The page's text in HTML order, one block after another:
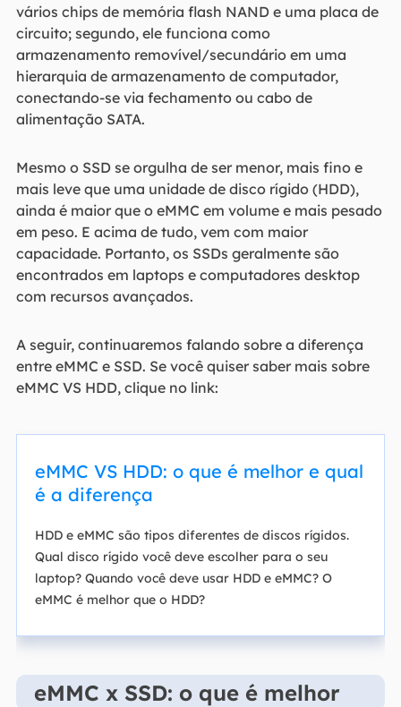
vários chips de memória flash NAND e uma placa de
circuito; segundo, ele funciona como
armazenamento removível/secundário em uma
hierarquia de armazenamento de computador,
conectando-se via fechamento ou cabo de
alimentação SATA.
Mesmo o SSD se orgulha de ser menor, mais fino e
mais leve que uma unidade de disco rígido (HDD),
ainda é maior que o eMMC em volume e mais pesado
em peso. E acima de tudo, vem com maior
capacidade. Portanto, os SSDs geralmente são
encontrados em laptops e computadores desktop
com recursos avançados.
A seguir, continuaremos falando sobre a diferença
entre eMMC e SSD. Se você quiser saber mais sobre
eMMC VS HDD, clique no link:
eMMC VS HDD: o que é melhor e qual
é a diferença
HDD e eMMC são tipos diferentes de discos rígidos.
Qual disco rígido você deve escolher para o seu
laptop? Quando você deve usar HDD e eMMC? O
eMMC é melhor que o HDD?
eMMC x SSD: o que é melhor